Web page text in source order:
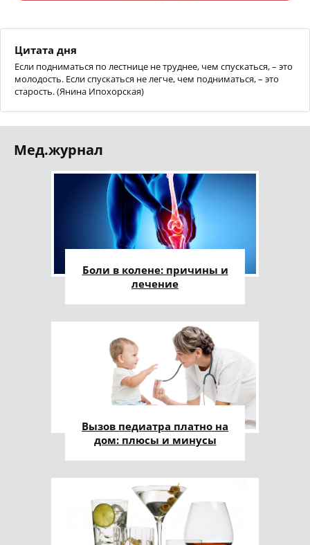
Цитата дня
Если подниматься по лестнице не труднее, чем спускаться, – это
молодость. Если спускаться не легче, чем подниматься, – это
старость. (Янина Ипохорская)
Мед.журнал
Боли в колене: причины и
лечение
Вызов педиатра платно на
дом: плюсы и минусы